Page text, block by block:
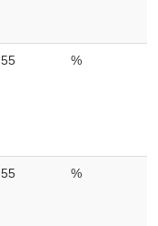
55 %
55 %